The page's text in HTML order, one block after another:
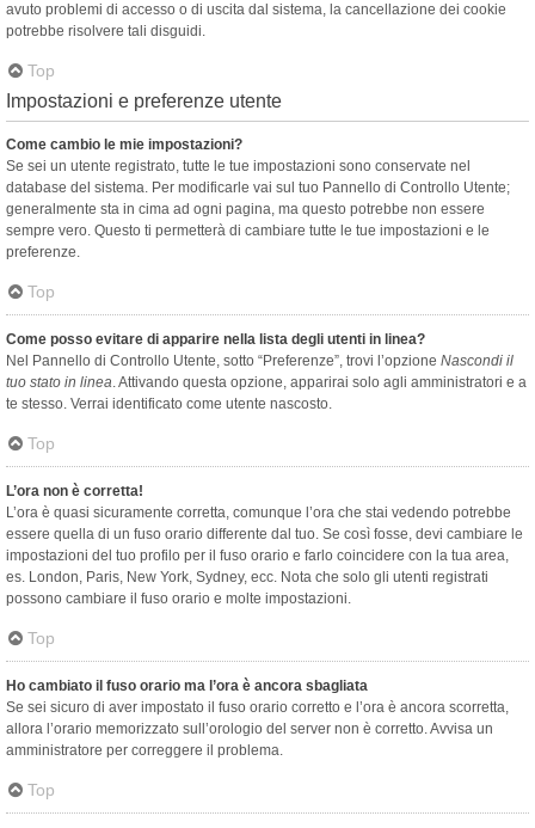
avuto problemi di accesso o di uscita dal sistema, la cancellazione dei cookie
potrebbe risolvere tali disguidi.
Top
Impostazioni e preferenze utente
Come cambio le mie impostazioni?
Se sei un utente registrato, tutte le tue impostazioni sono conservate nel
database del sistema. Per modificarle vai sul tuo Pannello di Controllo Utente;
generalmente sta in cima ad ogni pagina, ma questo potrebbe non essere
sempre vero. Questo ti permetterà di cambiare tutte le tue impostazioni e le
preferenze.
Top
Come posso evitare di apparire nella lista degli utenti in linea?
Nel Pannello di Controllo Utente, sotto “Preferenze”, trovi l’opzione Nascondi il
tuo stato in linea. Attivando questa opzione, apparirai solo agli amministratori e a
te stesso. Verrai identificato come utente nascosto.
Top
L’ora non è corretta!
L’ora è quasi sicuramente corretta, comunque l’ora che stai vedendo potrebbe
essere quella di un fuso orario differente dal tuo. Se così fosse, devi cambiare le
impostazioni del tuo profilo per il fuso orario e farlo coincidere con la tua area,
es. London, Paris, New York, Sydney, ecc. Nota che solo gli utenti registrati
possono cambiare il fuso orario e molte impostazioni.
Top
Ho cambiato il fuso orario ma l’ora è ancora sbagliata
Se sei sicuro di aver impostato il fuso orario corretto e l’ora è ancora scorretta,
allora l’orario memorizzato sull’orologio del server non è corretto. Avvisa un
amministratore per correggere il problema.
Top